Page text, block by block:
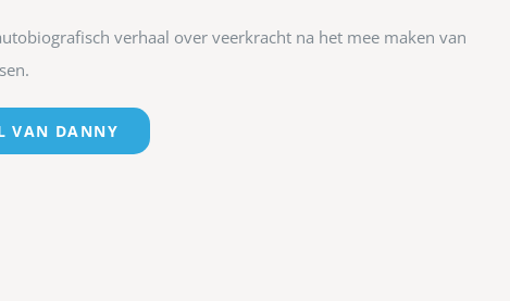
verhaal over veerkracht na het mee maken van
VAN DANNY